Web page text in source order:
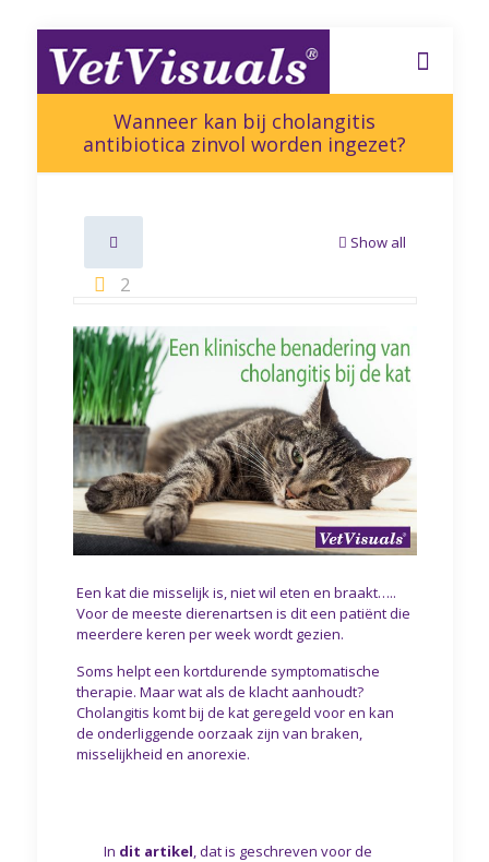
Wanneer kan bij cholangitis
antibiotica zinvol worden ingezet?
Show all
2
Een kat die misselijk is, niet wil eten en braakt…..
Voor de meeste dierenartsen is dit een patiënt die
meerdere keren per week wordt gezien.
Soms helpt een kortdurende symptomatische
therapie. Maar wat als de klacht aanhoudt?
Cholangitis komt bij de kat geregeld voor en kan
de onderliggende oorzaak zijn van braken,
misselijkheid en anorexie.
In dit artikel, dat is geschreven voor de